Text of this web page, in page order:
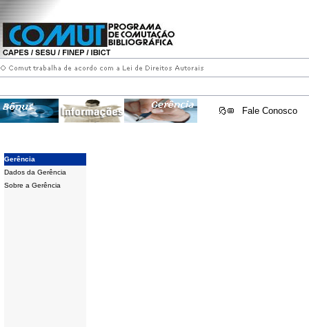
Fale Conosco
Gerência
Dados da Gerência
Sobre a Gerência